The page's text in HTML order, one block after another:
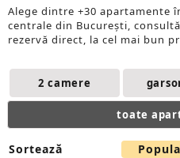
Alege dintre +30 apartamente
centrale din București,
rezervă direct, la cel mai bun
2 camere
toate
Sortează